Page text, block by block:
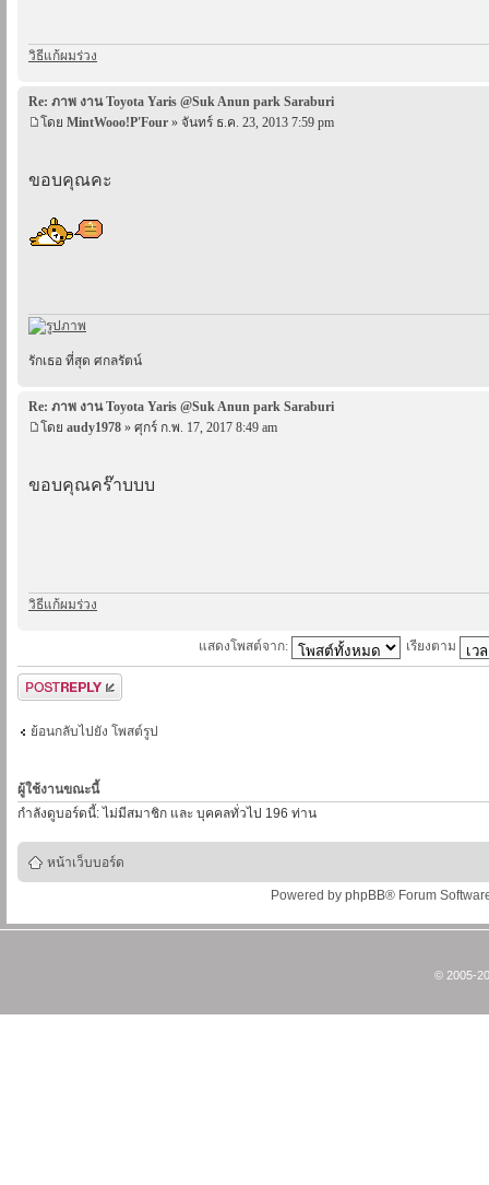
วิธีแก้ผมร่วง
Re: ภาพ งาน Toyota Yaris @Suk Anun park Saraburi
โดย MintWooo!P'Four » จันทร์ ธ.ค. 23, 2013 7:59 pm
ขอบคุณคะ
รักเธอ ที่สุด ศกลรัตน์
Re: ภาพ งาน Toyota Yaris @Suk Anun park Saraburi
โดย audy1978 » ศุกร์ ก.พ. 17, 2017 8:49 am
ขอบคุณคร๊าบบบ
วิธีแก้ผมร่วง
แสดงโพสต์จาก: เรียงตาม
ตอบกระทู้
ย้อนกลับไปยัง โพสต์รูป
ผู้ใช้งานขณะนี้
กำลังดูบอร์ดนี้: ไม่มีสมาชิก และ บุคคลทั่วไป 196 ท่าน
หน้าเว็บบอร์ด
Powered by phpBB® Forum
© 2005-